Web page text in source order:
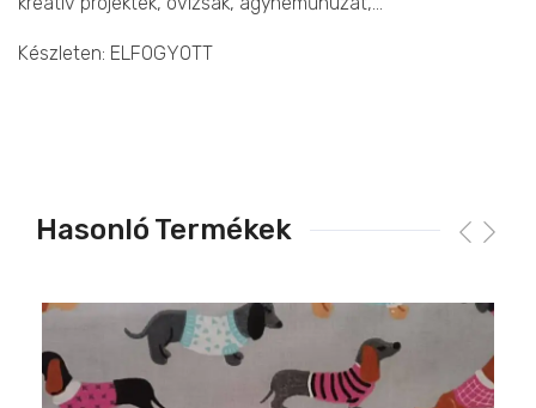
Készleten: ELFOGYOTT
Hasonló Termékek